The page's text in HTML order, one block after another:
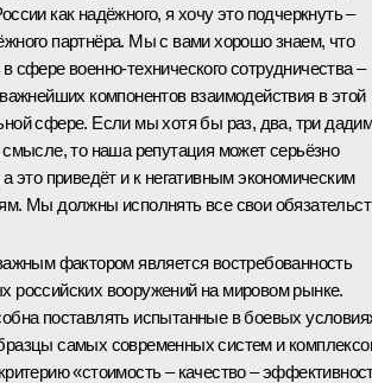
как надёжного, я хочу это подчеркнуть –
партнёра. Мы с вами хорошо знаем, что
сфере военно-технического сотрудничества –
компонентов взаимодействия в этой
сфере. Если мы хотя бы раз, два, три
то наша репутация может серьёзно
а это приведёт и к негативным экономическим
Мы должны исполнять все свои
фактором является востребованность
российских вооружений на мировом рынке.
поставлять испытанные в боевых
самых современных систем и
«стоимость – качество –